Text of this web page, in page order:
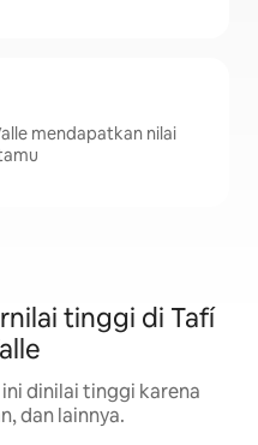
mendapatkan nilai
tinggi di Tafí
dinilai tinggi karena
dan lainnya.